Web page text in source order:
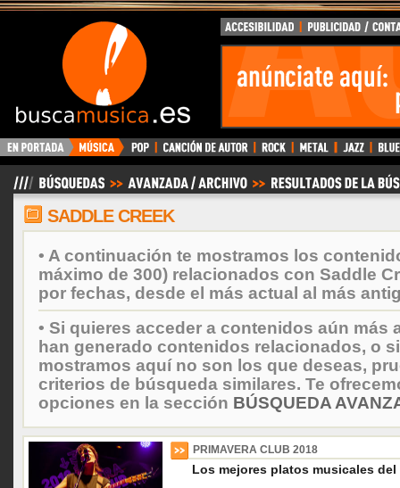
BuscaMusica.es
SADDLE CREEK
• A continuación te mostramos los
máximo de 300) relacionados con Saddle
por fechas, desde el más actual al más
• Si quieres acceder a contenidos aún más
han generado contenidos relacionados, o
mostramos aquí no son los que deseas,
criterios de búsqueda similares. Te
opciones en la sección BÚSQUEDA
PRIMAVERA CLUB 2018
Los mejores platos musicales